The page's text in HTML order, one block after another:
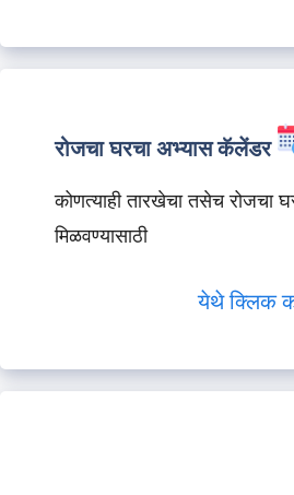
रोजचा घरचा अभ्यास कॅलेंडर
कोणत्याही तारखेचा तसेच रोजचा
मिळवण्यासाठी
येथे क्लिक